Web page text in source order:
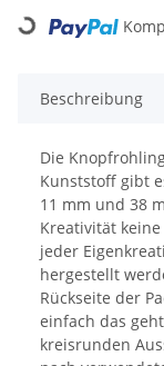
Loading...
Beschreibung
Die
Kunststoff gibt
11 mm und 38
Kreativität
jeder
hergestellt
Rückseite der
einfach das
kreisrunden